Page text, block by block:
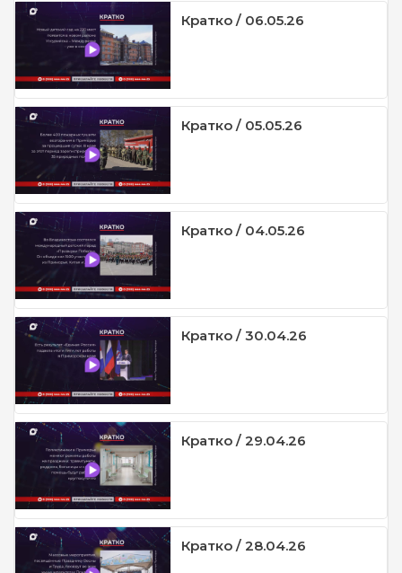
Кратко / 06.05.26
Кратко / 05.05.26
Кратко / 04.05.26
Кратко / 30.04.26
Кратко / 29.04.26
Кратко / 28.04.26